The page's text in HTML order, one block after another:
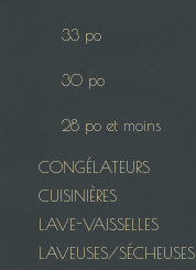
33 po
30 po
28 po et moins
CONGÉLATEURS
CUISINIÈRES
LAVE-VAISSELLES
LAVEUSES/SÉCHEUSES